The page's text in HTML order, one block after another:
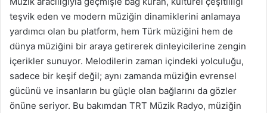
teşvik eden ve modern müziğin dinamiklerini anlamaya
yardımcı olan bu platform, hem Türk müziğini hem de
dünya müziğini bir araya getirerek dinleyicilerine zengin
içerikler sunuyor. Melodilerin zaman içindeki yolculuğu,
sadece bir keşif değil; aynı zamanda müziğin evrensel
gücünü ve insanların bu güçle olan bağlarını da gözler
önüne seriyor. Bu bakımdan TRT Müzik Radyo, müziğin